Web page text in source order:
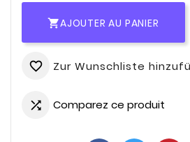
AJOUTER AU PANIER
favorite_border Zur Wunschliste
 Comparez ce produit